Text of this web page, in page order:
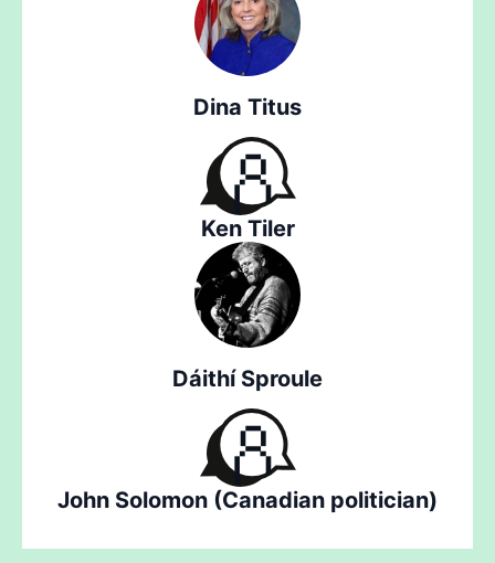
Dina Titus
Ken Tiler
Dáithí Sproule
John Solomon (Canadian politician)